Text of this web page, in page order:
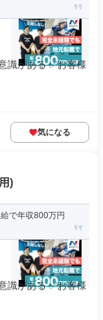
識がある ✅お客様
気になる
)
で年収800万円
識がある ✅お客様